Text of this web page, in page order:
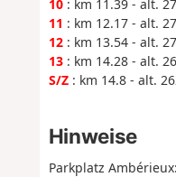
10: km 11.39 - alt.
11 : km 12.17 - alt.
12: km 13.54 - alt.
13: km 14.28 - alt.
S/Z: km 14.8 - alt.
Hinweise
Parkplatz